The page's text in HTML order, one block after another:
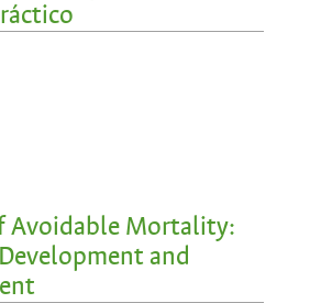
Avoidable Mortality:
and